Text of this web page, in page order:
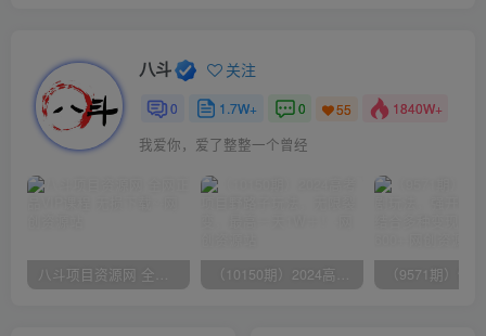
八斗 关注
0 1.7W+ 0 55 1840W+
我爱你，爱了整整一个曾经
八斗项目资源网 全网正品VIP课程 无损下载~ （10150期）2024高考项目野路子玩法，无限裂变，最高一天1W＋！